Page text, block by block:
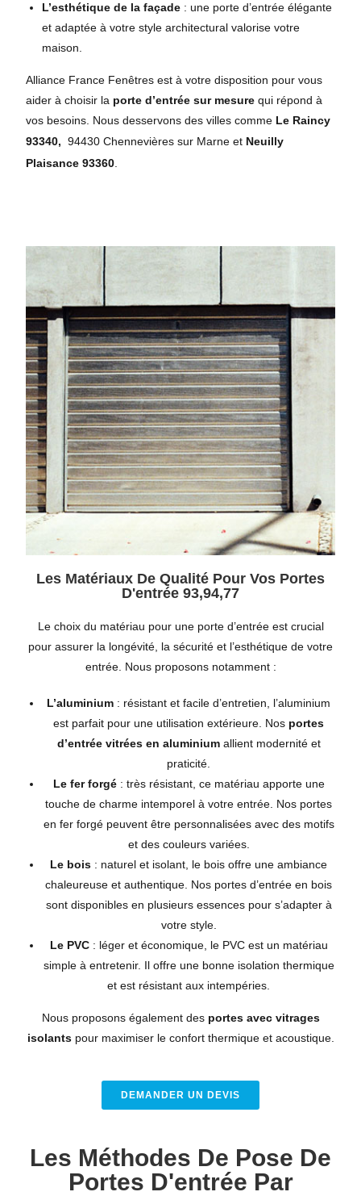
L’esthétique de la façade : une porte d’entrée élégante
et adaptée à votre style architectural valorise votre
maison.
Alliance France Fenêtres est à votre disposition pour vous
aider à choisir la porte d’entrée sur mesure qui répond à
vos besoins. Nous desservons des villes comme Le Raincy
93340, 94430 Chennevières sur Marne et Neuilly
Plaisance 93360
Les Matériaux De Qualité Pour Vos Portes
D'entrée 93,94,77
Le choix du matériau pour une porte d’entrée est crucial
pour assurer la longévité, la sécurité et l’esthétique de votre
entrée. Nous proposons notamment :
L’aluminium : résistant et facile d’entretien, l’aluminium
est parfait pour une utilisation extérieure. Nos portes
d’entrée vitrées en aluminiumallient modernité et
praticité.
Le fer forgé: très résistant, ce matériau apporte une
touche de charme intemporel à votre entrée. Nos portes
en fer forgé peuvent être personnalisées avec des motifs
et des couleurs variées.
Le bois : naturel et isolant, le bois offre une ambiance
chaleureuse et authentique. Nos portes d’entrée en bois
sont disponibles en plusieurs essences pour s’adapter à
votre style.
Le PVC: léger et économique, le PVC est un matériau
simple à entretenir. Il offre une bonne isolation thermique
et est résistant aux intempéries.
Nous proposons également des portes avec vitrages
isolantspour maximiser le confort thermique et acoustique.
DEMANDER UN DEVIS
Les Méthodes De Pose De
Portes D'entrée Par